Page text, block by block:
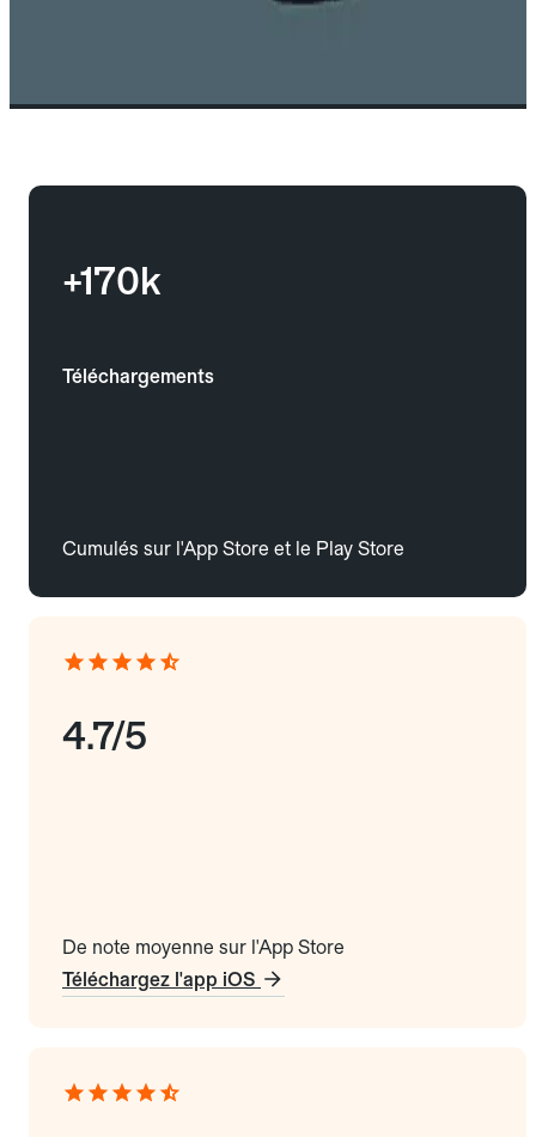
+170k
Téléchargements
Cumulés sur l'App Store et le Play Store
4.7/5
De note moyenne sur l'App Store
Téléchargez l'app iOS